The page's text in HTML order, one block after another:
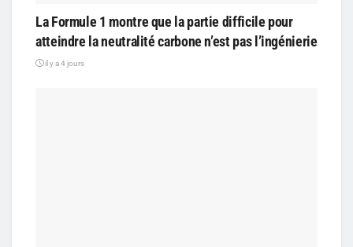
La Formule 1 montre que la partie difficile pour
atteindre la neutralité carbone n’est pas l’ingénierie
il y a 4 jours